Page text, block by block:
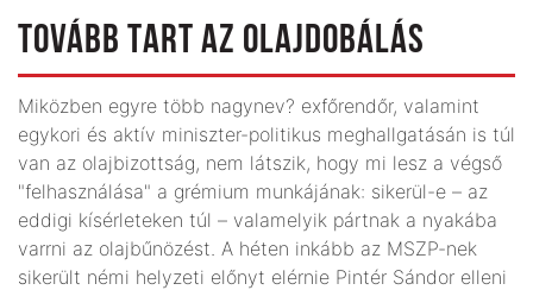
TOVÁBB TART AZ OLAJDOBÁLÁS
Miközben egyre több nagynev? exfőrendőr, valamint
egykori és aktív miniszter-politikus meghallgatásán is túl
van az olajbizottság, nem látszik, hogy mi lesz a végső
"felhasználása" a grémium munkájának: sikerül-e – az
eddigi kísérleteken túl – valamelyik pártnak a nyakába
varrni az olajbűnözést. A héten inkább az MSZP-nek
sikerült némi helyzeti előnyt elérnie Pintér Sándor elleni